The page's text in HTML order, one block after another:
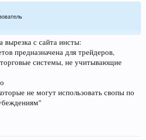
с сайта инсты:
предназначена для трейдеров,
системы, не учитывающие
не могут использовать свопы по